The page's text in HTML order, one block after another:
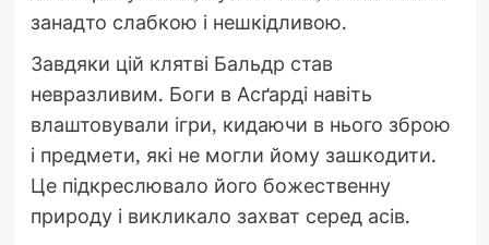
занадто слабкою і нешкідливою.
Завдяки цій клятві Бальдр став
невразливим. Боги в Асґарді навіть
влаштовували ігри, кидаючи в нього зброю
і предмети, які не могли йому зашкодити.
Це підкреслювало його божественну
природу і викликало захват серед асів.